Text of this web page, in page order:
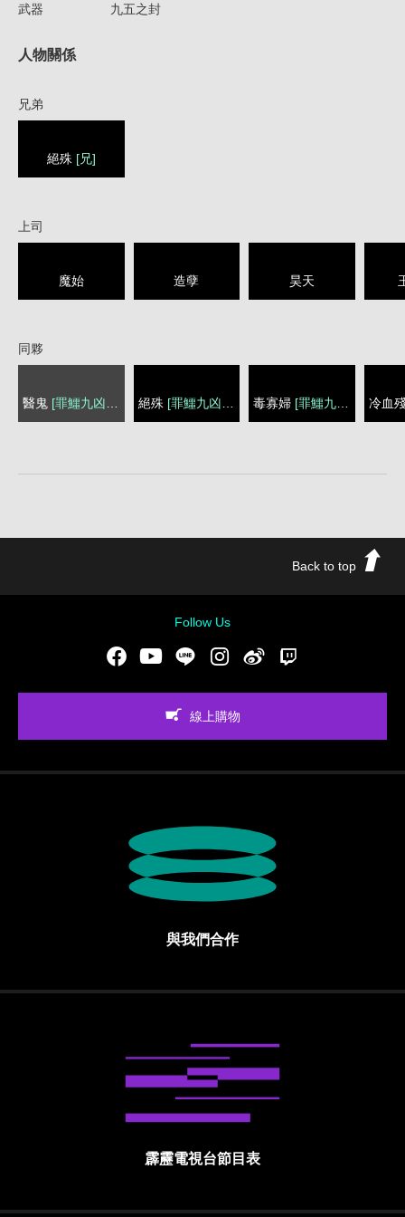
武器 九五之封
人物關係
兄弟
絕殊 [兄]
上司
魔始 造孽 昊天
同夥
醫鬼 [罪鱷九凶牙] 絕殊 [罪鱷九凶牙] 毒寡婦 [罪鱷九凶牙] 冷血
Back to top
Follow Us
FacebookYoutubeLINE Instgram新浪微博
線上購物
與我們合作
霹靂電視台節目表